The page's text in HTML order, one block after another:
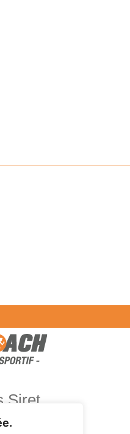
Siret